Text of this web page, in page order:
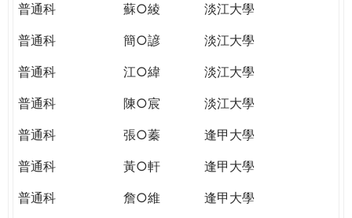
普通科
蘇○綾
淡江大學
普通科
簡○諺
淡江大學
普通科
江○緯
淡江大學
普通科
陳○宸
淡江大學
普通科
張○蓁
逢甲大學
普通科
黃○軒
逢甲大學
普通科
詹○維
逢甲大學